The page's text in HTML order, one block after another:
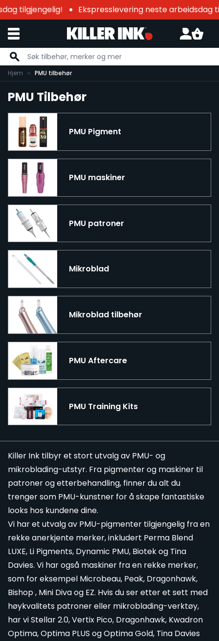
tilgjengelig! Ekspresslevering neste arbeidsdag
Hopp til innhold
Hjem PMU tilbehør
PMU Tilbehør
PMU Pigment
PMU maskiner
PMU patroner
Mikroblad
Mikroblad tilbehør
PMU Aftercare
PMU Training Kits
Killer Ink tilbyr et stort utvalg av PMU- og
mikroblading-utstyr. Fra pigmenterog maskiner til
patronerogetterbehandling, finner du alt du
trenger som PMU-kunstner for å skape fantastiske
looks hos kundene dine.
Vi har et utvalg av PMU-pigmenter tilgjengelig fra en
rekke anerkjente merker, inkludert Perma Blend
LUXE, Li Pigments, Dynamic PMU, Biotekog Tina
Davies. Vi har også maskiner fra en rekke merker,
som for eksempel Microbeau, Peak, Dragonhawk,
Bishop, Mini Divaog EZ. Hvis du ser etter et sett med
høykvalitets patroner eller mikroblading-verktøy,
har viStellar 2.0,Vertix Pico, Dragonhawk, Kwadron
Optima,Optima PLUS ogOptima Gold, Tina Davies